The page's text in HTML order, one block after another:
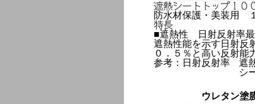
遮熱シートトップ１０
防水材保護・美装用
特長
■遮熱性 日射反射率最
遮熱性能を示す日射反
０．５％と高い反射能
参考：日射反射率
遮
シ
ウレタン塗